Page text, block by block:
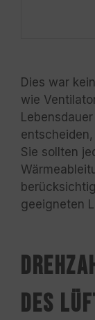
Dies war
wie
Sie sollten
geeigneten
des